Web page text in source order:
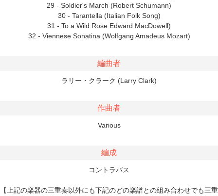
29 - Soldier's March (Robert Schumann)
30 - Tarantella (Italian Folk Song)
31 - To a Wild Rose Edward MacDowell)
32 - Viennese Sonatina (Wolfgang Amadeus Mozart)
編曲者
ラリー・クラーク (Larry Clark)
作曲者
Various
編成
コントラバス
【上記の楽器の三重奏以外にも下記のどの楽譜との組み合わせでも三重